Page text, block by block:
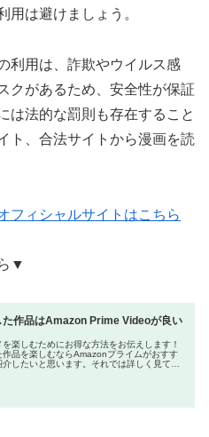
用は避けましょう。
利用は、詐欺やウイルス感
クがあるため、安全性が保証
は法的な罰則も存在すること
ト、合法サイトから漫画を読
フィシャルサイトはこちら
▼
た作品はAmazon Prime Videoが良い
楽しむためにお得な方法をお伝えします！
作品を楽しむならAmazonプライムがおすす
したいと思います。それでは詳しく見てい